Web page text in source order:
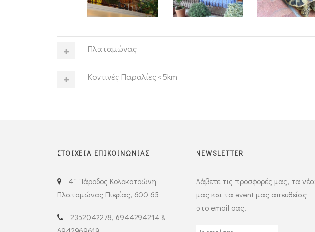
Πλαταμώνας
Κοντινές Παραλίες <5km
ΣΤΟΙΧΕΙΑ ΕΠΙΚΟΙΝΩΝΙΑΣ
4η Πάροδος Κολοκοτρώνη,
Πλαταμώνας Πιερίας, 600 65
2352042278, 6944294214 &
NEWSLETTER
Λάβετε τις προσφορές μας, τα νέα
μας και τα event μας απευθείας
στο email σας.